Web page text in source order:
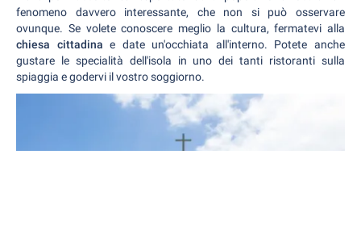
fenomeno davvero interessante, che non si può osservare
ovunque. Se volete conoscere meglio la cultura, fermatevi alla
chiesa cittadinae date un'occhiata all'interno. Potete anche
gustare le specialità dell'isola in uno dei tanti ristoranti sulla
spiaggia e godervi il vostro soggiorno.